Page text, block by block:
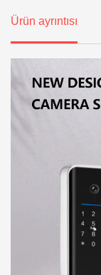
Ürün ayrıntısı